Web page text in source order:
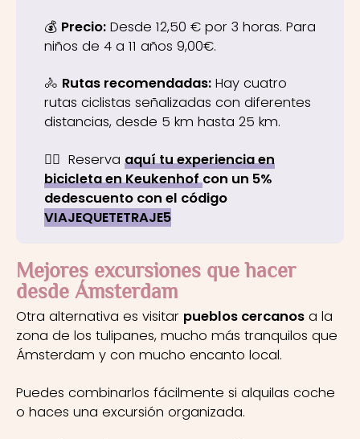
💰 Precio: Desde 12,50 € por 3 horas. Para
niños de 4 a 11 años 9,00€.
🚴 Rutas recomendadas: Hay cuatro
rutas ciclistas señalizadas con diferentes
distancias, desde 5 km hasta 25 km.
👉🏼 Reserva aquí tu experiencia en
bicicleta en Keukenhofcon un 5%
dedescuento con el código
VIAJEQUETETRAJE5
Mejores excursiones que hacer
desde Ámsterdam
Otra alternativa es visitar pueblos cercanos a la
zona de los tulipanes, mucho más tranquilos que
Ámsterdam y con mucho encanto local.
Puedes combinarlos fácilmente si alquilas coche
o haces una excursión organizada.